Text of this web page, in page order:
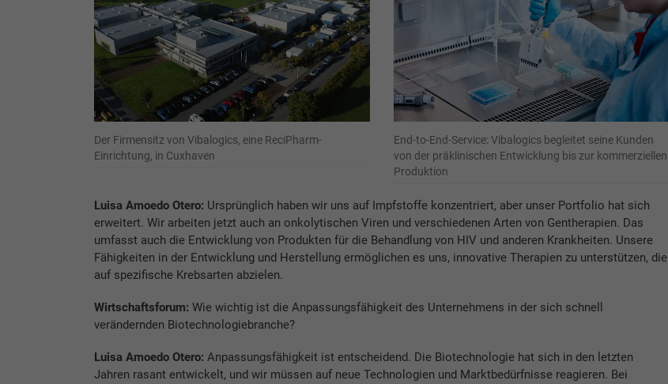
Der Firmensitz von Vibalogics, eine ReciPharm-
Einrichtung, in Cuxhaven
End-to-End-Service: Vibalogics begleitet seine Kunden
von der präklinischen Entwicklung bis zur kommerziellen
Produktion
Luisa Amoedo Otero: Ursprünglich haben wir uns auf Impfstoffe konzentriert, aber unser Portfolio hat sich
erweitert. Wir arbeiten jetzt auch an onkolytischen Viren und verschiedenen Arten von Gentherapien. Das
umfasst auch die Entwicklung von Produkten für die Behandlung von HIV und anderen Krankheiten. Unsere
Fähigkeiten in der Entwicklung und Herstellung ermöglichen es uns, innovative Therapien zu unterstützen, die
auf spezifische Krebsarten abzielen.
Wirtschaftsforum: Wie wichtig ist die Anpassungsfähigkeit des Unternehmens in der sich schnell
verändernden Biotechnologie­branche?
Luisa Amoedo Otero: Anpassungsfähigkeit ist entscheidend. Die Biotechnologie hat sich in den letzten
Jahren rasant entwickelt, und wir müssen auf neue Technologien und Marktbedürfnisse reagieren. Bei